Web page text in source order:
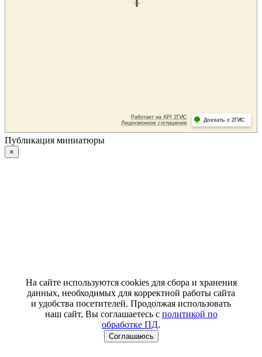
Публикация миниатюры
×
На сайте используются cookies для сбора и хранения
данных, необходимых для корректной работы сайта
и удобства посетителей. Продолжая использовать
наш сайт, Вы соглашаетесь с политикой по
обработке ПД.
Соглашаюсь